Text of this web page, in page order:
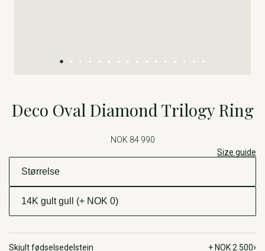
Deco Oval Diamond Trilogy Ring
NOK 84 990
Size guide
Skjult fødselsedelstein + NOK 2 500›